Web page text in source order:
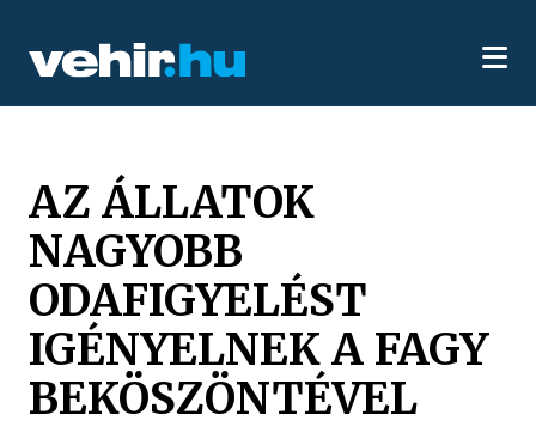
AZ ÁLLATOK
NAGYOBB
ODAFIGYELÉST
IGÉNYELNEK A FAGY
BEKÖSZÖNTÉVEL